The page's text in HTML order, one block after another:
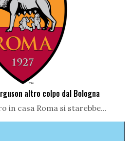
altro colpo dal Bologna
in casa Roma si starebbe...